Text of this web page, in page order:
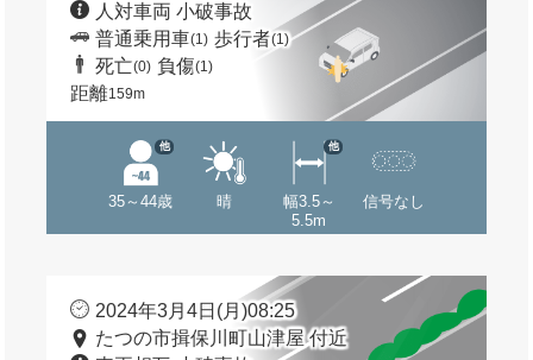
人対車両 小破事故
普通乗用車(1) 歩行者(1)
死亡(0) 負傷(1)
距離159m
35～44歳
他
晴
幅3.5～
5.5m
他
信号なし
2024年3月4日(月)08:25
たつの市揖保川町山津屋 付近